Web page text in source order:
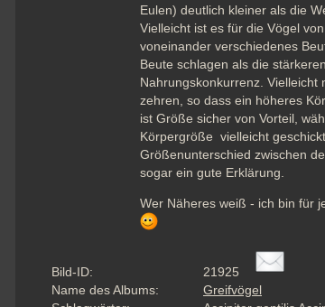
Eulen) deutlich kleiner als die
Vielleicht ist es für die Vögel
voneinander verschiedenes
Beute schlagen als die
Nahrungskonkurrenz. Vielleicht
zehren, so dass ein höheres
ist Größe sicher von Vorteil,
Körpergröße  vielleicht
Größenunterschied zwischen
sogar ein gute Erklärung.
Wer Näheres weiß - ich bin für
Bild-ID:
21925
Name des Albums:
Greifvögel